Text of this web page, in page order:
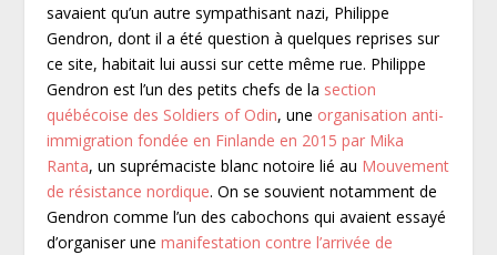
savaient qu’un autre sympathisant nazi, Philippe
Gendron, dont il a été question à quelques reprises sur
ce site, habitait lui aussi sur cette même rue. Philippe
Gendron est l’un des petits chefs de la section
québécoise des Soldiers of Odin, une organisation anti-
immigration fondée en Finlande en 2015 par Mika
Ranta, un suprémaciste blanc notoire lié au Mouvement
de résistance nordique. On se souvient notamment de
Gendron comme l’un des cabochons qui avaient essayé
d’organiser unemanifestation contre l’arrivée de